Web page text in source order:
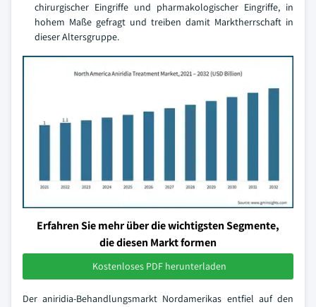
chirurgischer Eingriffe und pharmakologischer Eingriffe, in
hohem Maße gefragt und treiben damit Marktherrschaft in
dieser Altersgruppe.
Erfahren Sie mehr über die wichtigsten Segmente,
die diesen Markt formen
Kostenloses PDF herunterladen
Der aniridia-Behandlungsmarkt Nordamerikas entfiel auf den